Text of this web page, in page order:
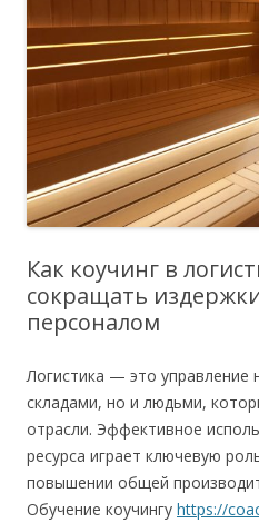
Как коучинг в
сокращать
персоналом
Логистика — это управление
складами, но и людьми,
отрасли. Эффективное
ресурса играет ключевую
повышении общей
Обучение коучингу https://